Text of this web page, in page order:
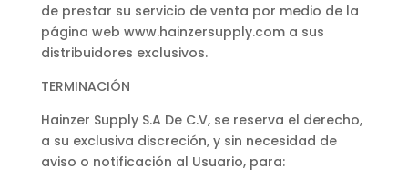
de prestar su servicio de venta por medio de la
página web www.hainzersupply.com a sus
distribuidores exclusivos.
TERMINACIÓN
Hainzer Supply S.A De C.V, se reserva el derecho,
a su exclusiva discreción, y sin necesidad de
aviso o notificación al Usuario, para: